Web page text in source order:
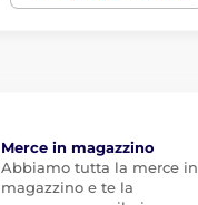
Merce in magazzino
Abbiamo tutta la merce in
magazzino e te la